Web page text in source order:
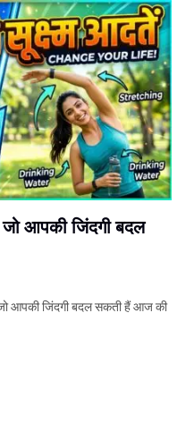
आपकी जिंदगी बदल
आपकी जिंदगी बदल सकती हैं आज की